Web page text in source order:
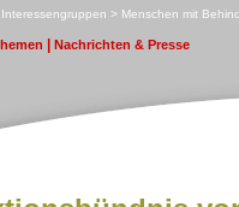
> Menschen mit
Nachrichten & Presse